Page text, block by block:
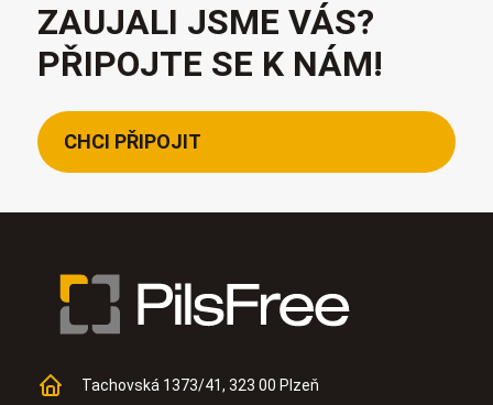
ZAUJALI JSME VÁS?
PŘIPOJTE SE K NÁM!
CHCI PŘIPOJIT
Tachovská 1373/41, 323 00 Plzeň